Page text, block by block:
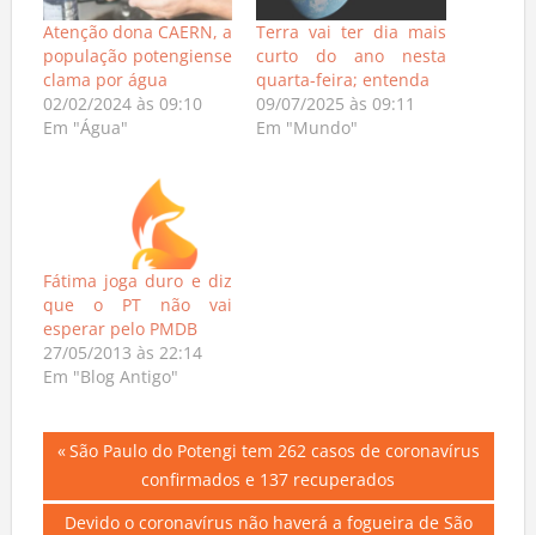
Atenção dona CAERN, a
população potengiense
clama por água
02/02/2024 às 09:10
Em "Água"
Terra vai ter dia mais
curto do ano nesta
quarta-feira; entenda
09/07/2025 às 09:11
Em "Mundo"
Fátima joga duro e diz
que o PT não vai
esperar pelo PMDB
27/05/2013 às 22:14
Em "Blog Antigo"
Navegação
de
Previous
São Paulo do Potengi tem 262 casos de coronavírus
confirmados e 137 recuperados
Next
Devido o coronavírus não haverá a fogueira de São